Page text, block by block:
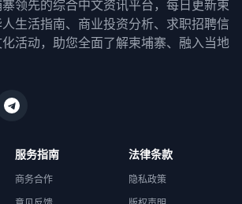
领先的综合中文资讯平台，每日更新柬
生活指南、商业投资分析、求职招聘信
活动，助您全面了解柬埔寨、融入当地
服务指南
商务合作
法律条款
隐私政策